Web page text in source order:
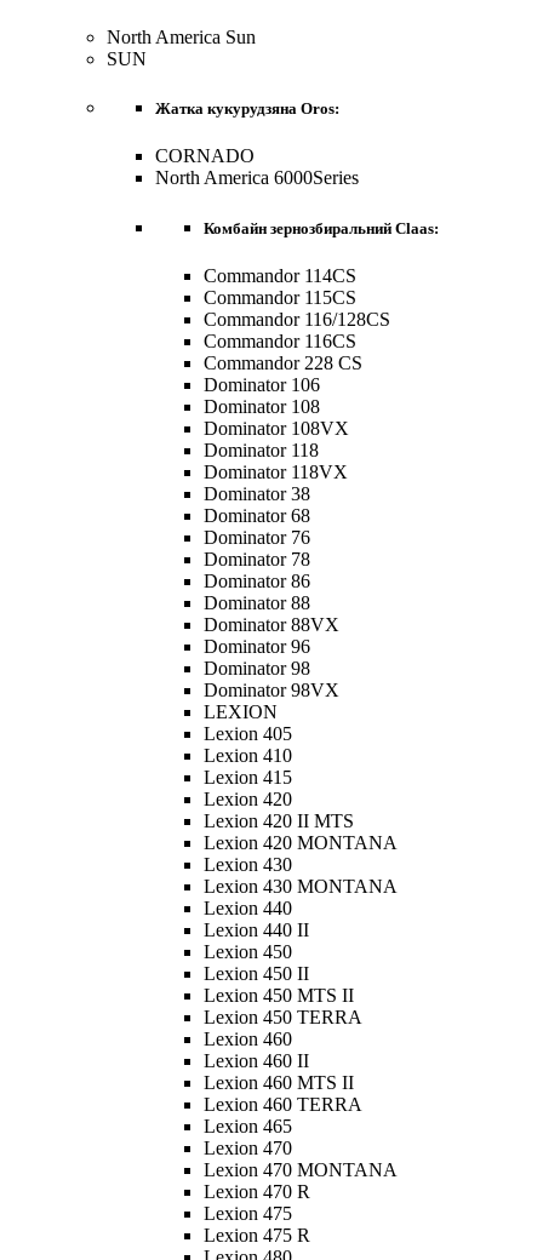
North America Sun
SUN
Жатка кукурудзяна Oros:
CORNADO
North America 6000Series
Комбайн зернозбиральний Claas:
Commandor 114CS
Commandor 115CS
Commandor 116/128CS
Commandor 116CS
Commandor 228 CS
Dominator 106
Dominator 108
Dominator 108VX
Dominator 118
Dominator 118VX
Dominator 38
Dominator 68
Dominator 76
Dominator 78
Dominator 86
Dominator 88
Dominator 88VX
Dominator 96
Dominator 98
Dominator 98VX
LEXION
Lexion 405
Lexion 410
Lexion 415
Lexion 420
Lexion 420 II MTS
Lexion 420 MONTANA
Lexion 430
Lexion 430 MONTANA
Lexion 440
Lexion 440 II
Lexion 450
Lexion 450 II
Lexion 450 MTS II
Lexion 450 TERRA
Lexion 460
Lexion 460 II
Lexion 460 MTS II
Lexion 460 TERRA
Lexion 465
Lexion 470
Lexion 470 MONTANA
Lexion 470 R
Lexion 475
Lexion 475 R